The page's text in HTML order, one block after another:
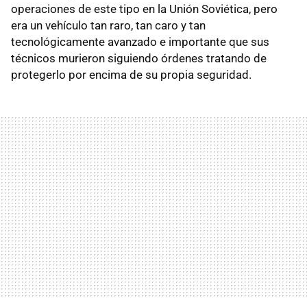
operaciones de este tipo en la Unión Soviética, pero
era un vehículo tan raro, tan caro y tan
tecnológicamente avanzado e importante que sus
técnicos murieron siguiendo órdenes tratando de
protegerlo por encima de su propia seguridad.